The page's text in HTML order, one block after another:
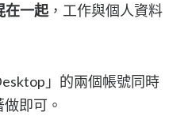
在一起 ，工作與個人資料
」的兩個帳號同時
即可。